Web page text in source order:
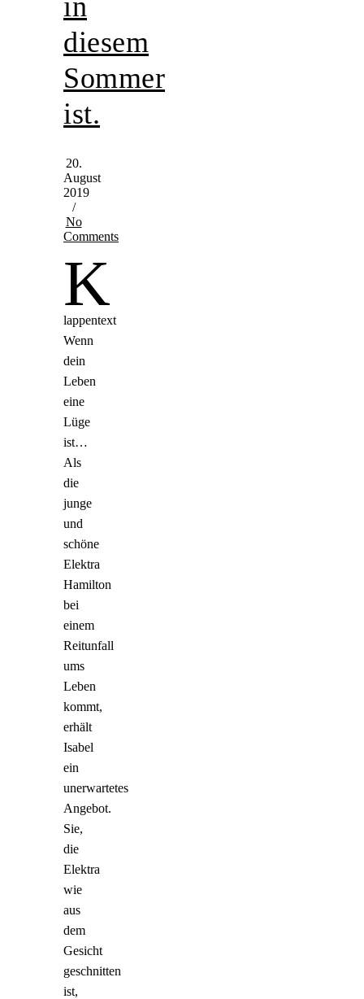
diesem
Sommer
ist.
20.
August
2019
/
No
Comments
K
lappentext
Wenn
dein
Leben
eine
Lüge
ist…
Als
die
junge
und
schöne
Elektra
Hamilton
bei
einem
Reitunfall
ums
Leben
kommt,
erhält
Isabel
ein
unerwartetes
Angebot.
Sie,
die
Elektra
wie
aus
dem
Gesicht
geschnitten
ist,